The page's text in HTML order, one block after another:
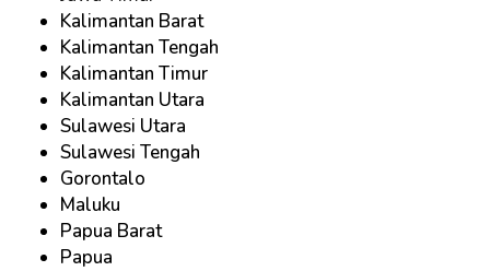
Kalimantan Barat
Kalimantan Tengah
Kalimantan Timur
Kalimantan Utara
Sulawesi Utara
Sulawesi Tengah
Gorontalo
Maluku
Papua Barat
Papua